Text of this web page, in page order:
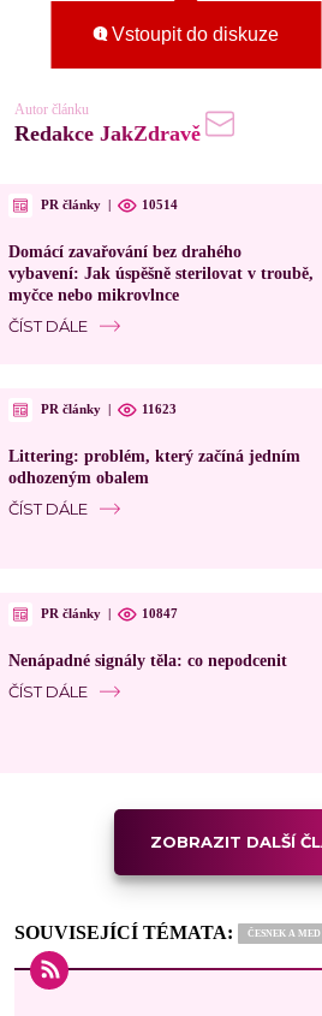
Vstoupit do diskuze
Autor článku
Redakce JakZdravě
PR články | 10514
Domácí zavařování bez drahého
vybavení: Jak úspěšně sterilovat v troubě,
myčce nebo mikrovlnce
ČÍST DÁLE
PR články | 11623
Littering: problém, který začíná jedním
odhozeným obalem
ČÍST DÁLE
PR články | 10847
Nenápadné signály těla: co nepodcenit
ČÍST DÁLE
ZOBRAZIT DALŠÍ
SOUVISEJÍCÍ TÉMATA: ČESNEK A MED